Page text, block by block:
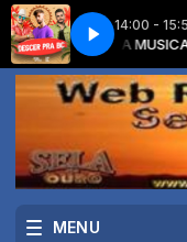
14:00 -
O MELHOR DA MUSICA
- Descer Pra BC (Lyric
MENU